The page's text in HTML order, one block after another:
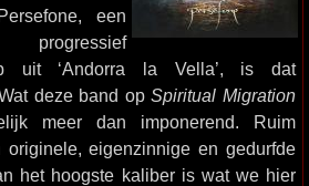
een
uit ‘Andorra la Vella’, is dat
deze band opSpiritual Migration
meer dan imponerend. Ruim
originele, eigenzinnige en gedurfde
het hoogste kaliber is wat we hier